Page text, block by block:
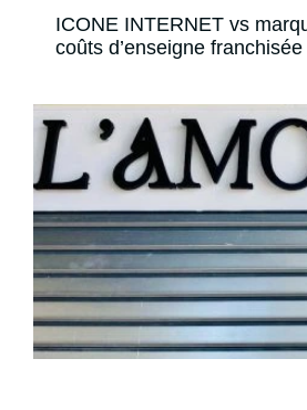
ICONE INTERNET vs
coûts d’enseigne